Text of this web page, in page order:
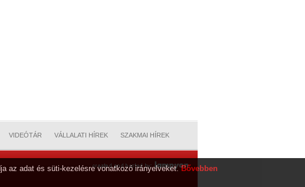
VIDEÓTÁR VÁLLALATI HÍREK SZAKMAI HÍREK
az adat és süti-kezelésre vonatkozó irányelveket.Bővebben